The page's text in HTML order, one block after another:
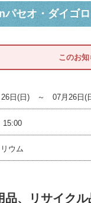
パセオ・ダイゴ
このお
26日(日) ～ 07月26日(
ウム
、リサイクル